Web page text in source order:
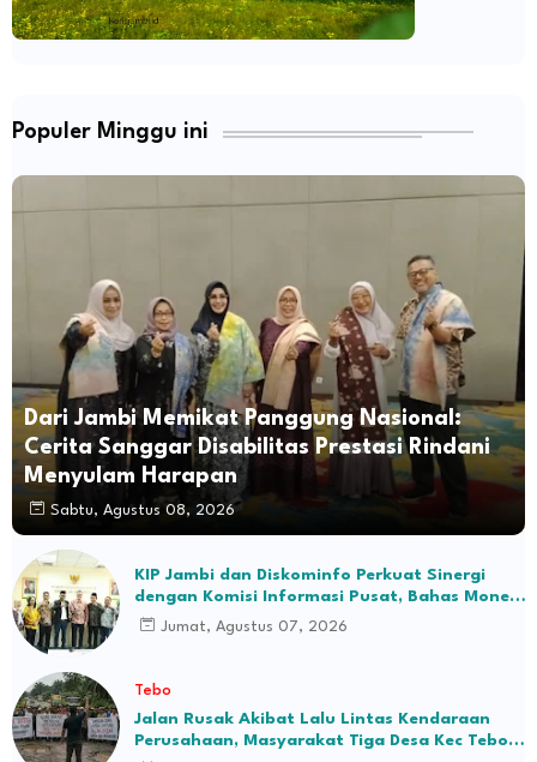
Populer Minggu ini
Dari Jambi Memikat Panggung Nasional:
Cerita Sanggar Disabilitas Prestasi Rindani
Menyulam Harapan
Sabtu, Agustus 08, 2026
KIP Jambi dan Diskominfo Perkuat Sinergi
dengan Komisi Informasi Pusat, Bahas Monev
hingga Seleksi Komisioner
Jumat, Agustus 07, 2026
Tebo
Jalan Rusak Akibat Lalu Lintas Kendaraan
Perusahaan, Masyarakat Tiga Desa Kec Tebo